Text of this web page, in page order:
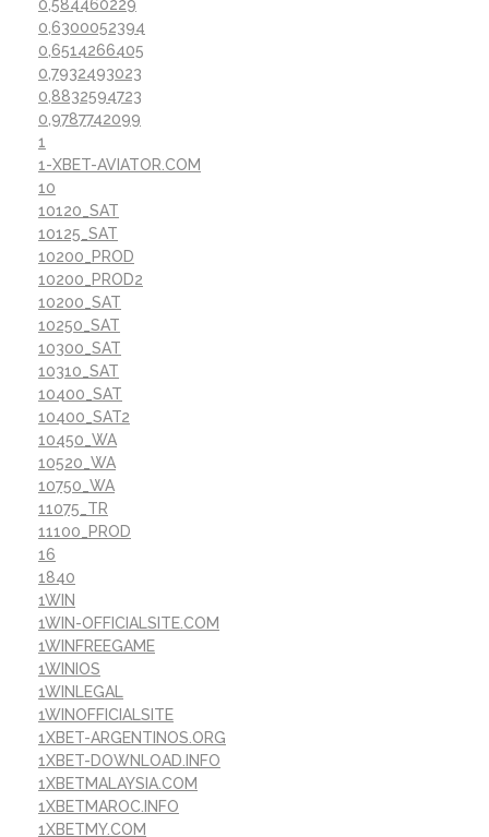
0,584460229
0,6300052394
0,6514266405
0,7932493023
0,8832594723
0,9787742099
1
1-XBET-AVIATOR.COM
10
10120_SAT
10125_SAT
10200_PROD
10200_PROD2
10200_SAT
10250_SAT
10300_SAT
10310_SAT
10400_SAT
10400_SAT2
10450_WA
10520_WA
10750_WA
11075_TR
11100_PROD
16
1840
1WIN
1WIN-OFFICIALSITE.COM
1WINFREEGAME
1WINIOS
1WINLEGAL
1WINOFFICIALSITE
1XBET-ARGENTINOS.ORG
1XBET-DOWNLOAD.INFO
1XBETMALAYSIA.COM
1XBETMAROC.INFO
1XBETMY.COM